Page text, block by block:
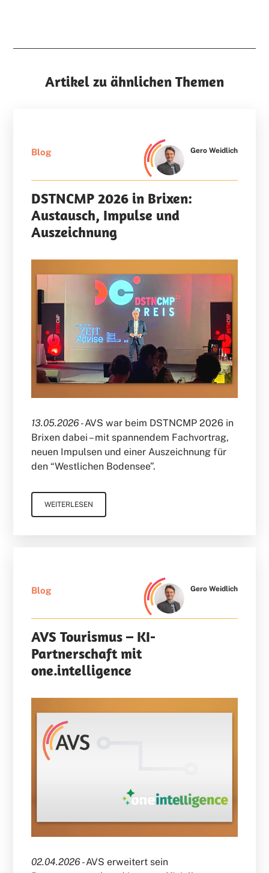
Artikel zu ähnlichen Themen
Blog Gero Weidlich
DSTNCMP 2026 in Brixen:
Austausch, Impulse und
Auszeichnung
13.05.2026 -AVS war beim DSTNCMP 2026 in
Brixen dabei – mit spannendem Fachvortrag,
neuen Impulsen und einer Auszeichnung für
den “Westlichen Bodensee”.
WEITERLESEN
Blog Gero Weidlich
AVS Tourismus – KI-
Partnerschaft mit
one.intelligence
02.04.2026 -AVS erweitert sein